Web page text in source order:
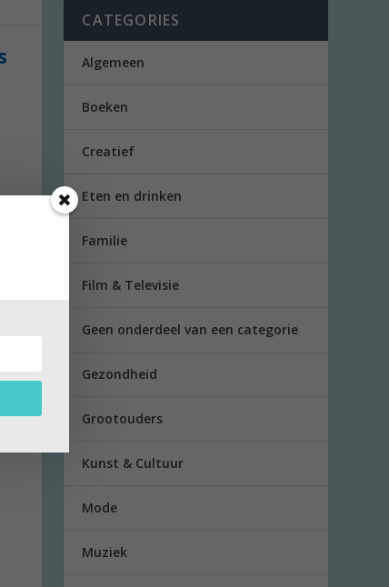
CATEGORIES
Algemeen
Boeken
Creatief
Eten en drinken
Familie
Film & Televisie
Geen onderdeel van een categorie
Gezondheid
Grootouders
Kunst & Cultuur
Mode
Muziek